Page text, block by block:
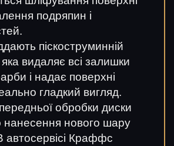
подряпин і
піскоструминній
видаляє всі залишки
і надає поверхні
гладкий вигляд.
обробки диски
нанесення нового шару
Краффс